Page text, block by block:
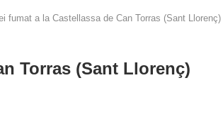
fumat a la Castellassa de Can Torras (Sant Llorenç)
Torras (Sant Llorenç)